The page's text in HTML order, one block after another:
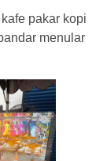
pakar kopi
menular